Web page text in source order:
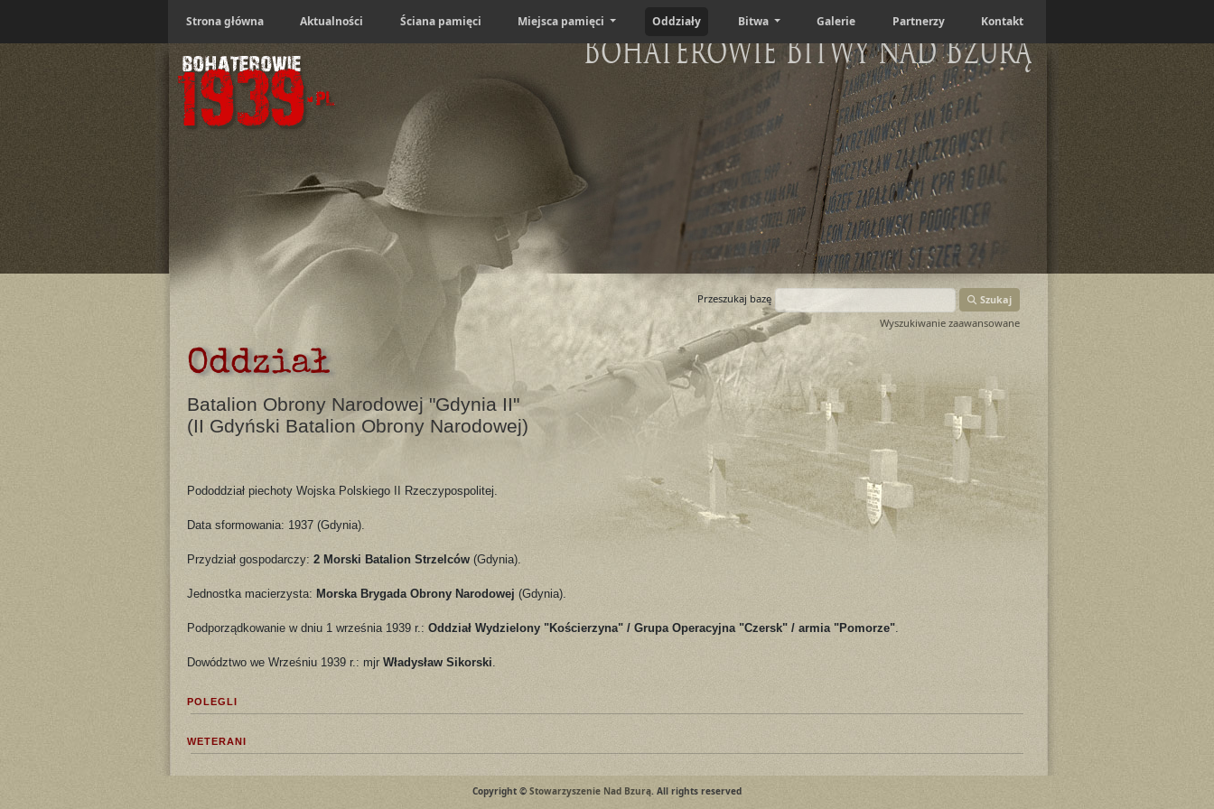
Strona główna Aktualności Ściana pamięci Miejsca pamięci Oddziały Bitwa Galerie Partnerzy Kontakt
Bohaterowie Bitwy nad Bzurą
Przeszukaj bazę
Szukaj
Wyszukiwanie zaawansowane
Oddział
Batalion Obrony Narodowej "Gdynia II"
(II Gdyński Batalion Obrony Narodowej)
Pododdział piechoty Wojska Polskiego II Rzeczypospolitej.
Data sformowania: 1937 (Gdynia).
Przydział gospodarczy: 2 Morski Batalion Strzelców (Gdynia).
Jednostka macierzysta: Morska Brygada Obrony Narodowej (Gdynia).
Podporządkowanie w dniu 1 września 1939 r.: Oddział Wydzielony "Kościerzyna" / Grupa Operacyjna "Czersk" / armia "Pomorze"
Dowództwo we Wrześniu 1939 r.: mjr Władysław Sikorski
POLEGLI
WETERANI
Copyright © Stowarzyszenie Nad Bzurą. All rights reserved